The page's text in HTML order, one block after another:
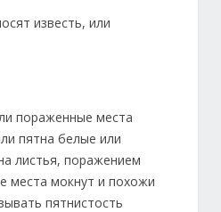
известь, или
пораженные места
пятна белые или
листья, поражением
места мокнут и похожи
пятнистость